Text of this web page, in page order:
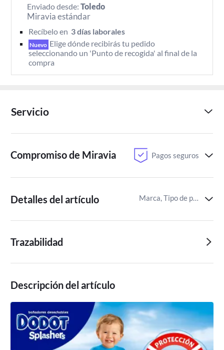
Enviado desde:Toledo
Miravia estándar
Recíbelo en 3 días laborales
Nuevo Elige dónde recibirás tu pedido
seleccionando un 'Punto de recogida' al final de la
compra
Servicio
Compromiso de Miravia Pagos seguros
Detalles del artículo
Trazabilidad
Descripción del artículo